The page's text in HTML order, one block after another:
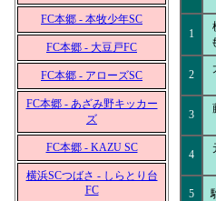
FC本郷 - 本牧少年SC
FC本郷 - 大豆戸FC
FC本郷 - アローズSC
FC本郷 - あざみ野キッカー
ズ
FC本郷 - KAZU SC
横浜SCつばさ - しらとり台
FC
1
2
3
4
5